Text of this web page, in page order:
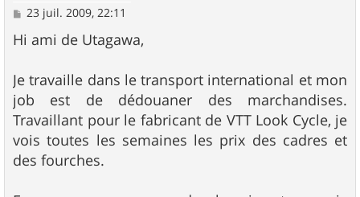
M
s
s
g
e
23 juil. 2009, 22:11
Hi ami de Utagawa,
Je travaille dans le transport international et mon
job est de dédouaner des marchandises.
Travaillant pour le fabricant de VTT Look Cycle, je
vois toutes les semaines les prix des cadres et
des fourches.